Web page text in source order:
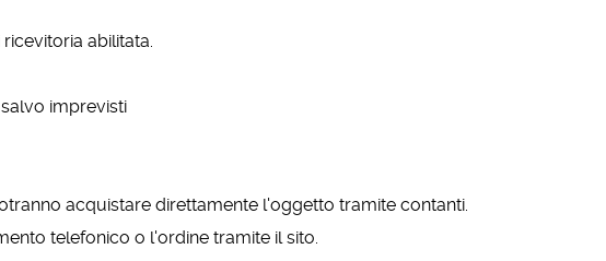
abilitata.
imprevisti
acquistare direttamente l'oggetto tramite contanti.
telefonico o l'ordine tramite il sito.